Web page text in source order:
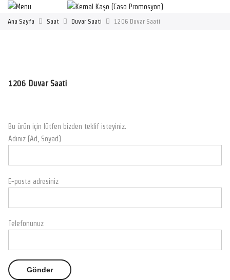
Ana Sayfa Saat Duvar Saati 1206 Duvar Saati
1206 Duvar Saati
Bu ürün için lütfen bizden teklif isteyiniz.
Adınız (Ad, Soyad)
E-posta adresiniz
Telefonunuz